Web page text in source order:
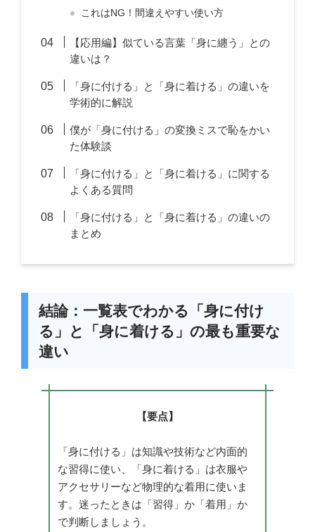
これはNG！間違えやすい使い方
【応用編】似ている言葉「身に纏う」との
違いは？
「身に付ける」と「身に着ける」の違いを
学術的に解説
僕が「身に付ける」の変換ミスで恥をかい
た体験談
「身に付ける」と「身に着ける」に関する
よくある質問
「身に付ける」と「身に着ける」の違いの
まとめ
結論：一覧表でわかる「身に付け
る」と「身に着ける」の最も重要な
違い
【要点】
「身に付ける」は知識や技術など内面的
な習得に使い、「身に着ける」は衣服や
アクセサリーなど物理的な着用に使いま
す。迷ったときは「習得」か「着用」か
で判断しましょう。